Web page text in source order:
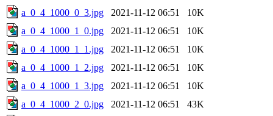
a_0_4_1000_0_3.jpg
2021-11-12 06:51
10K
a_0_4_1000_1_0.jpg
2021-11-12 06:51
10K
a_0_4_1000_1_1.jpg
2021-11-12 06:51
10K
a_0_4_1000_1_2.jpg
2021-11-12 06:51
10K
a_0_4_1000_1_3.jpg
2021-11-12 06:51
10K
a_0_4_1000_2_0.jpg
2021-11-12 06:51
43K